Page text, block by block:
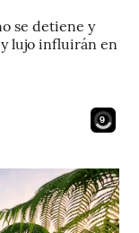
se detiene y
lujo influirán en
7